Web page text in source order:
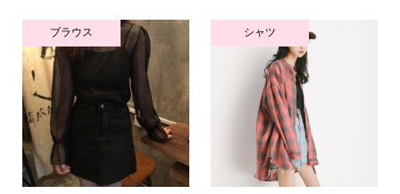
ブラウス シャツ